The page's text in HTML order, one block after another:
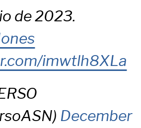
de 2023.
imwtlh8XLa
December